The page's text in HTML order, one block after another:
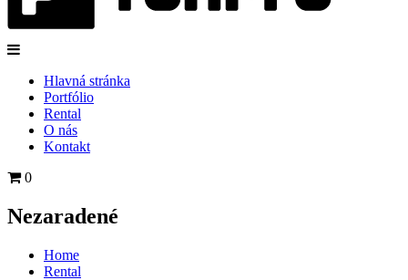
Hlavná stránka
Portfólio
Rental
O nás
Kontakt
0
Nezaradené
Home
Rental